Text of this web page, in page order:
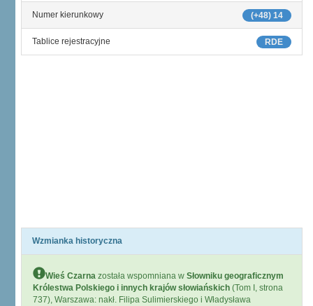
(+48) 14
Numer kierunkowy
RDE
Tablice rejestracyjne
Wzmianka historyczna
Wieś Czarna została wspomniana w Słowniku geograficznym
Królestwa Polskiego i innych krajów słowiańskich (Tom I, strona
737), Warszawa: nakł. Filipa Sulimierskiego i Władysława